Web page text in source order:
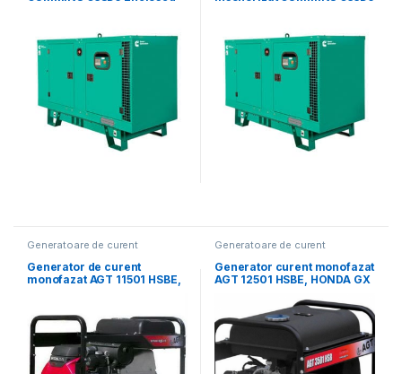
Generatoare de curent
electrice
Generator de curent
monofazat AGT 11501 HSBE,
Generatoare de curent
electrice
Generator curent monofazat
AGT 12501 HSBE, HONDA GX